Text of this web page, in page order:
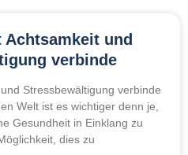
Achtsamkeit und
verbinde
Stressbewältigung verbinde
Welt ist es wichtiger denn je,
Gesundheit in Einklang zu
dies zu